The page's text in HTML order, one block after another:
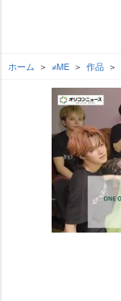
ホーム ≠ME 作品